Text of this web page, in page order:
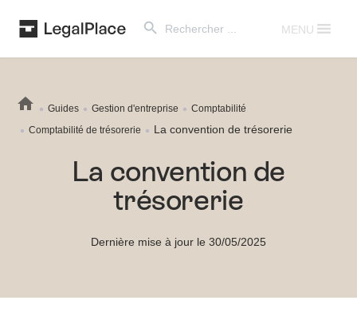
for:
MENU
Guides Gestion d'entreprise
Comptabilité
Comptabilité de trésorerie
La convention de trésorerie
La convention de
trésorerie
Dernière mise à jour le 30/05/2025